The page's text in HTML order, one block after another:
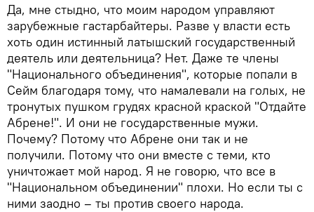
Да, мне стыдно, что моим народом управляют
зарубежные гастарбайтеры. Разве у власти есть
хоть один истинный латышский государственный
деятель или деятельница? Нет. Даже те члены
"Национального объединения", которые попали в
Сейм благодаря тому, что намалевали на голых, не
тронутых пушком грудях красной краской "Отдайте
Абрене!". И они не государственные мужи.
Почему? Потому что Абрене они так и не
получили. Потому что они вместе с теми, кто
уничтожает мой народ. Я не говорю, что все в
"Национальном объединении" плохи. Но если ты с
ними заодно – ты против своего народа.